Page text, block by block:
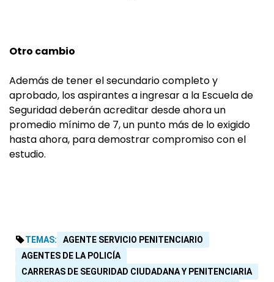
Otro cambio
Además de tener el secundario completo y
aprobado, los aspirantes a ingresar a la Escuela de
Seguridad deberán acreditar desde ahora un
promedio mínimo de 7, un punto más de lo exigido
hasta ahora, para demostrar compromiso con el
estudio.
TEMAS:
AGENTE SERVICIO PENITENCIARIO
AGENTES DE LA POLICÍA
CARRERAS DE SEGURIDAD CIUDADANA Y PENITENCIARIA